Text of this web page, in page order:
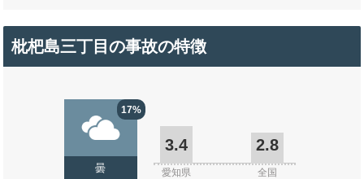
枇杷島三丁目の事故の特徴
17%
曇
3.4 2.8
愛知県 全国